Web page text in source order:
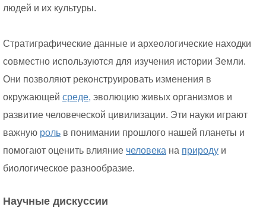
людей и их культуры.
Стратиграфические данные и археологические находки
совместно используются для изучения истории Земли.
Они позволяют реконструировать изменения в
окружающей среде, эволюцию живых организмов и
развитие человеческой цивилизации. Эти науки играют
важную роль в понимании прошлого нашей планеты и
помогают оценить влияние человека на природу и
биологическое разнообразие.
Научные дискуссии